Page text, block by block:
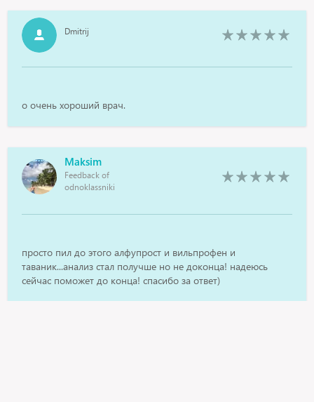
Dmitrij
о очень хороший врач.
Maksim
Feedback of
odnoklassniki
просто пил до этого алфупрост и вильпрофен и
таваник...анализ стал получше но не доконца! надеюсь
сейчас поможет до конца! спасибо за ответ)